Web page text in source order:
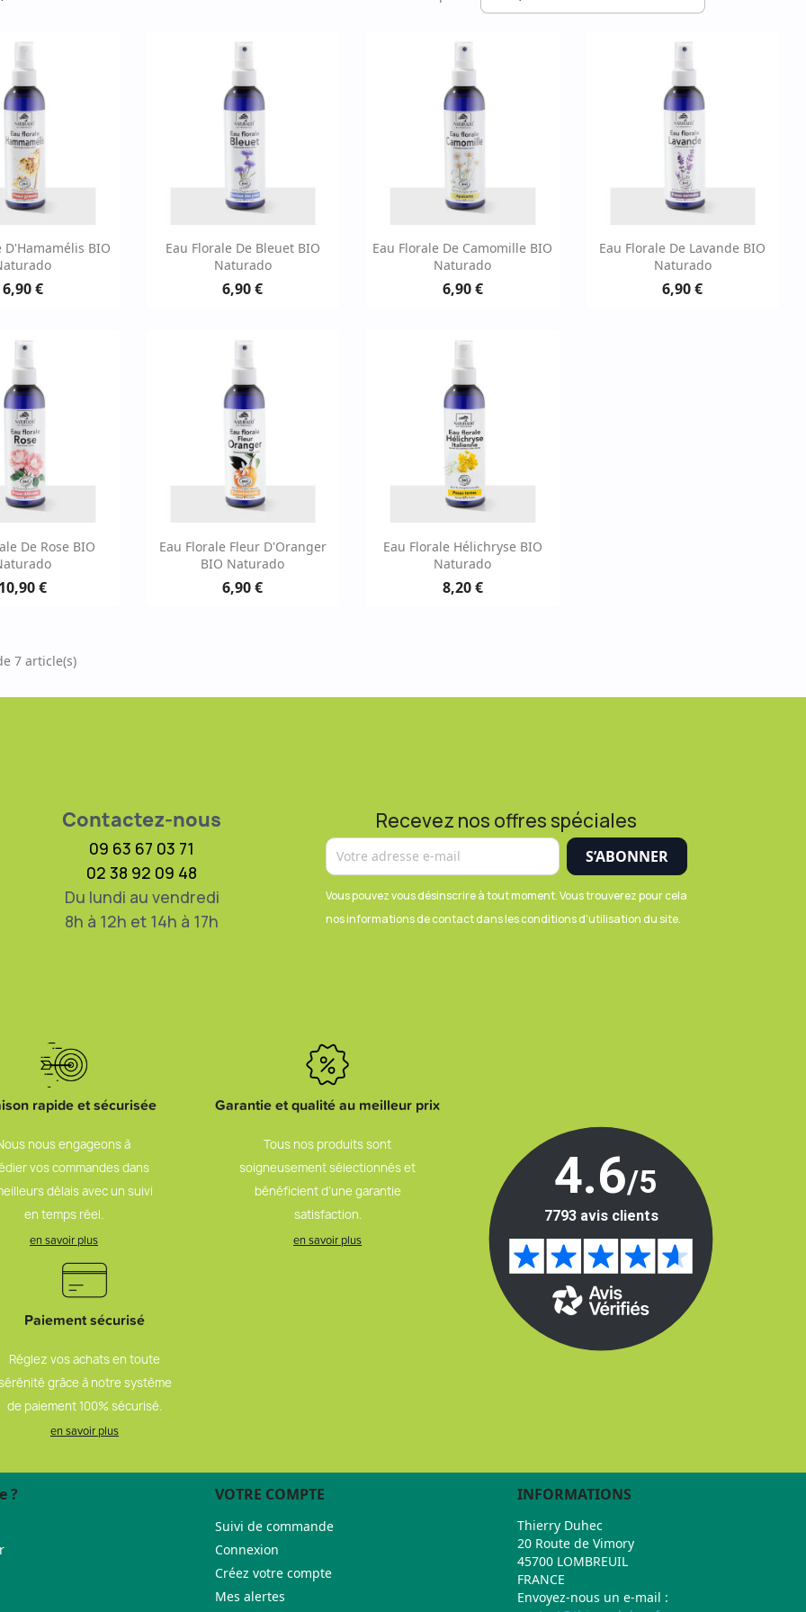
rapide
D'Hamamélis BIO
6,90 €
Aperçu rapide
Eau Florale De Bleuet BIO
Naturado
6,90 €
Aperçu rapide
Eau Florale De Camomille BIO
Naturado
6,90 €
Aperçu rapide
Eau Florale De Lavande BIO
Naturado
6,90 €
rapide
De Rose BIO
10,90 €
Aperçu rapide
Eau Florale Fleur D'Oranger
BIO Naturado
6,90 €
Aperçu rapide
Eau Florale Hélichryse BIO
Naturado
8,20 €
7 article(s)
Contactez-nous
09 63 67 03 71
02 38 92 09 48
Du lundi au vendredi
8h à 12h et 14h à 17h
Recevez nos offres spéciales
Vous pouvez vous désinscrire à tout moment. Vous trouverez pour cela
nos informations de contact dans les conditions d'utilisation du site.
rapide et sécurisée
nous engageons à
vos commandes dans
délais avec un suivi
en temps réel.
en savoir plus
Garantie et qualité au meilleur prix
Tous nos produits sont
soigneusement sélectionnés et
bénéficient d’une garantie
satisfaction.
en savoir plus
Paiement sécurisé
Réglez vos achats en toute
grâce à notre système
de paiement 100% sécurisé.
en savoir plus
? VOTRE COMPTE
Suivi de commande
Connexion
Créez votre compte
Mes alertes
INFORMATIONS
Thierry Duhec
20 Route de Vimory
45700 LOMBREUIL
FRANCE
Envoyez-nous un e-mail :